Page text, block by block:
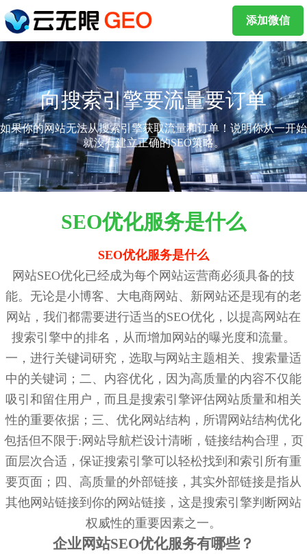
添加微信
向搜索引擎要流量要订单
如果你的网站无法从搜索引擎获取流量和订单！说明你从一开始
就没有建立正确的SEO策略。
SEO优化服务是什么
SEO优化服务是什么
网站SEO优化已经成为每个网站运营商必须具备的技
能。无论是小博客、大电商网站、新网站还是现有的老
网站，我们都需要进行适当的SEO优化，以提高网站在
搜索引擎中的排名，从而增加网站的曝光度和流量。
一，进行关键词研究，选取与网站主题相关、搜索量适
中的关键词；二、内容优化，因为高质量的内容不仅能
吸引和留住用户，而且是搜索引擎评估网站质量和相关
性的重要依据；三、优化网站结构，所谓网站结构优化
包括但不限于:网站导航栏设计清晰，链接结构合理，页
面层次合适，保证搜索引擎可以轻松找到和索引所有重
要页面；四、高质量的外部链接，其实外部链接是指从
其他网站链接到你的网站链接，这是搜索引擎判断网站
权威性的重要因素之一。
企业网站SEO优化服务有哪些？